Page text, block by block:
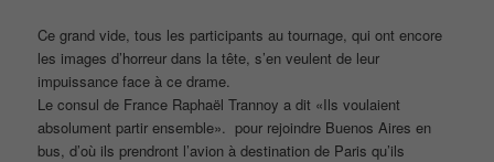
Ce grand vide, tous les participants au tournage, qui ont encore
les images d’horreur dans la tête, s’en veulent de leur
impuissance face à ce drame.
Le consul de France Raphaël Trannoy a dit «Ils voulaient
absolument partir ensemble». pour rejoindre Buenos Aires en
bus, d’où ils prendront l’avion à destination de Paris qu’ils